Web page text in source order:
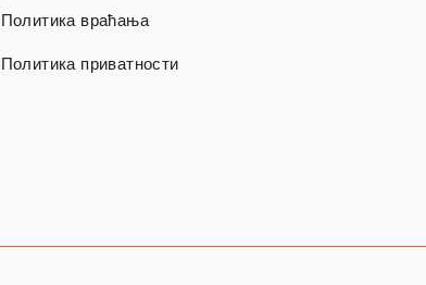
Политика враћања
Политика приватности